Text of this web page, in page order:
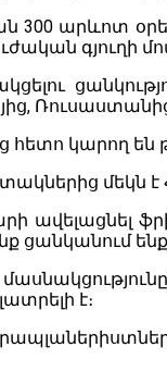
300 արևոտ
գյուղի
հետո կարող
մեկն
ցանկանում
է։